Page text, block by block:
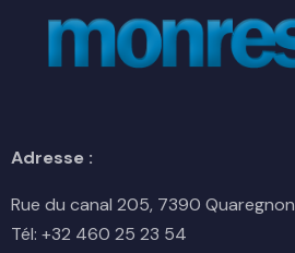
Adresse :
Rue du canal 205, 7390 Quaregnon
Tél: +32 460 25 23 54